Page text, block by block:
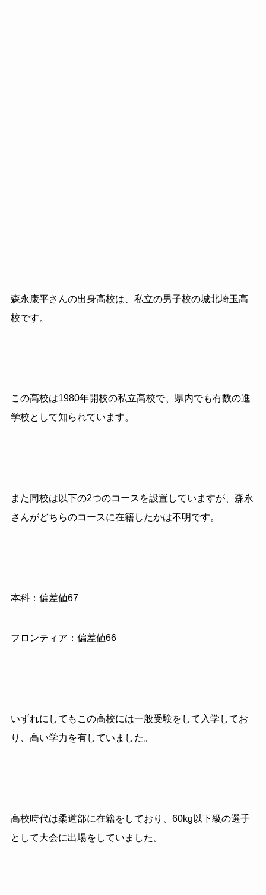
森永康平さんの出身高校は、私立の男子校の城北埼玉高
校です。
この高校は1980年開校の私立高校で、県内でも有数の進
学校として知られています。
また同校は以下の2つのコースを設置していますが、森永
さんがどちらのコースに在籍したかは不明です。
本科：偏差値67
フロンティア：偏差値66
いずれにしてもこの高校には一般受験をして入学してお
り、高い学力を有していました。
高校時代は柔道部に在籍をしており、60kg以下級の選手
として大会に出場をしていました。